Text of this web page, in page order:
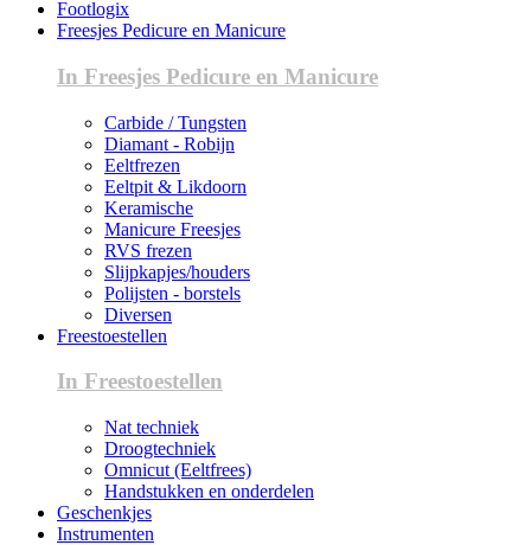
Footlogix
Freesjes Pedicure en Manicure
In Freesjes Pedicure en Manicure
Carbide / Tungsten
Diamant - Robijn
Eeltfrezen
Eeltpit & Likdoorn
Keramische
Manicure Freesjes
RVS frezen
Slijpkapjes/houders
Polijsten - borstels
Diversen
Freestoestellen
In Freestoestellen
Nat techniek
Droogtechniek
Omnicut (Eeltfrees)
Handstukken en onderdelen
Geschenkjes
Instrumenten